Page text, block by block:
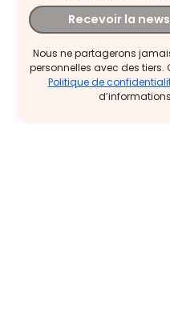
Recevoir la
Nous ne partagerons
personnelles avec des tiers.
Politique de